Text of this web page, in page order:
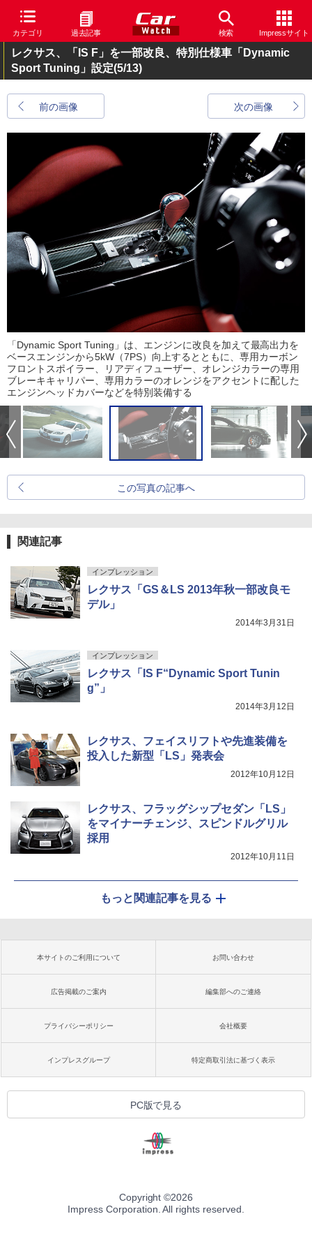
カテゴリ 過去記事 検索 Impressサイト
レクサス、「IS F」を一部改良、特別仕様車「Dynamic
Sport Tuning」設定(5/13)
前の画像 次の画像
「Dynamic Sport Tuning」は、エンジンに改良を加えて最高出力を
ベースエンジンから5kW（7PS）向上するとともに、専用カーボン
フロントスポイラー、リアディフューザー、オレンジカラーの専用
ブレーキキャリパー、専用カラーのオレンジをアクセントに配した
エンジンヘッドカバーなどを特別装備する
この写真の記事へ
関連記事
インプレッション
レクサス「GS＆LS 2013年秋一部改良モ
デル」
2014年3月31日
インプレッション
レクサス「IS F“Dynamic Sport Tunin
g”」
2014年3月12日
レクサス、フェイスリフトや先進装備を
投入した新型「LS」発表会
2012年10月12日
レクサス、フラッグシップセダン「LS」
をマイナーチェンジ、スピンドルグリル
採用
2012年10月11日
もっと関連記事を見る
本サイトのご利用について お問い合わせ
広告掲載のご案内 編集部へのご連絡
プライバシーポリシー 会社概要
インプレスグループ 特定商取引法に基づく表示
PC版で見る
Copyright ©2026
Impress Corporation. All rights reserved.